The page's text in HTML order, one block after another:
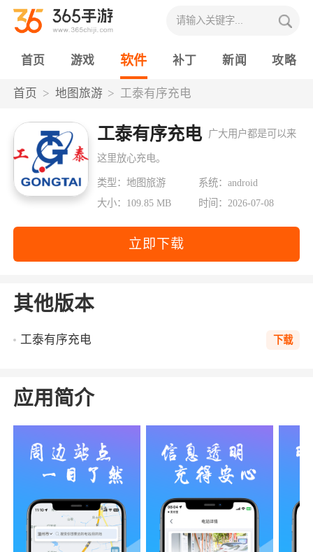
首页 游戏 软件 补丁 新闻 攻略
首页 地图旅游 工泰有序充电
工泰有序充电 广大用户都是可以来
这里放心充电。
类型：地图旅游
系统：android
大小：109.85 MB
时间：2026-07-08
立即下载
其他版本
工泰有序充电 下载
应用简介